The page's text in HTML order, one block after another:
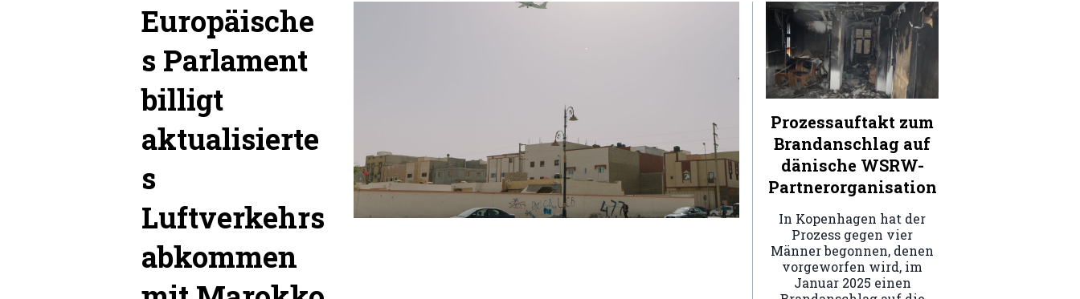
Europäische
s Parlament
billigt
aktualisierte
s
Luftverkehrs
abkommen
Prozessauftakt zum
Brandanschlag auf
dänische WSRW-
Partnerorganisation
In Kopenhagen hat der
Prozess gegen vier
Männer begonnen, denen
vorgeworfen wird, im
Januar 2025 einen